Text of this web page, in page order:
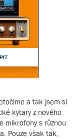
a tak jsem si
kytary z nového
mikrofony s různou
Pouze však tak,